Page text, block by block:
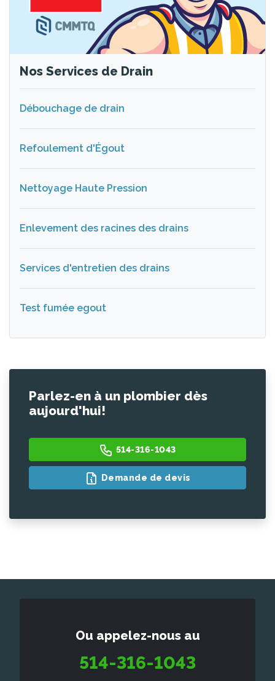
Nos Services de Drain
Débouchage de drain
Refoulement d'Égout
Nettoyage Haute Pression
Enlevement des racines des drains
Services d'entretien des drains
Test fumée egout
Parlez-en à un plombier dès
aujourd'hui!
514-316-1043
Demande de devis
Ou appelez-nous au
514-316-1043